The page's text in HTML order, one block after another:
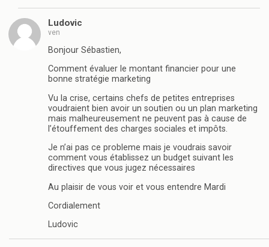
Ludovic
ven
Bonjour Sébastien,
Comment évaluer le montant financier pour une
bonne stratégie marketing
Vu la crise, certains chefs de petites entreprises
voudraient bien avoir un soutien ou un plan marketing
mais malheureusement ne peuvent pas à cause de
l’étouffement des charges sociales et impôts.
Je n’ai pas ce probleme mais je voudrais savoir
comment vous établissez un budget suivant les
directives que vous jugez nécessaires
Au plaisir de vous voir et vous entendre Mardi
Cordialement
Ludovic